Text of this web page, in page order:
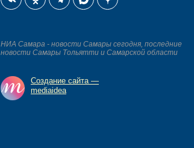
НИА Самара - новости Самары сегодня, последние
новости Самары Тольятти и Самарской области
Создание сайта —
mediaidea